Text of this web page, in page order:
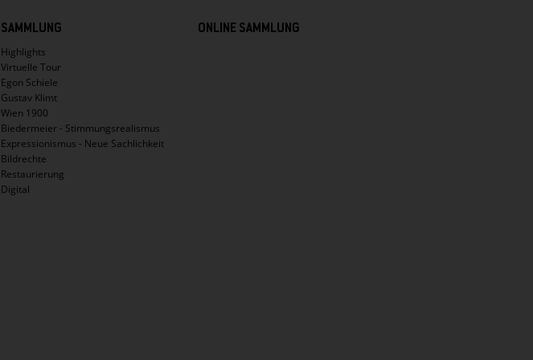
SAMMLUNG
Highlights
Virtuelle Tour
Egon Schiele
Gustav Klimt
Wien 1900
Biedermeier - Stimmungsrealismus
Expressionismus - Neue Sachlichkeit
Bildrechte
Restaurierung
Digital
ONLINE SAMMLUNG